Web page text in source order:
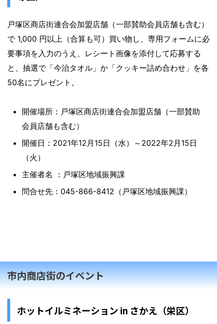
戸塚区商店街連合会加盟店舗（一部賛助会員店舗も含む）
で 1,000 円以上（合算も可）買い物し、専用フォームに必
要事項を入力のうえ、レシート画像を添付して応募する
と、抽選で「今治タオル」か「クッキー詰め合わせ」を各
50名にプレゼント。
開催場所：戸塚区商店街連合会加盟店舗（一部賛助
会員店舗も含む）
開催日：2021年12月15日（水）～2022年2月15日
（火）
主催者名 ：戸塚区地域振興課
問合せ先：045-866-8412（戸塚区地域振興課）
市内商店街のイベント
ホットイルミネーション in さかえ（栄区）